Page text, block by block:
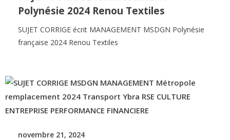
Polynésie 2024 Renou Textiles
SUJET CORRIGE écrit MANAGEMENT MSDGN Polynésie
française 2024 Renou Textiles
novembre 21, 2024